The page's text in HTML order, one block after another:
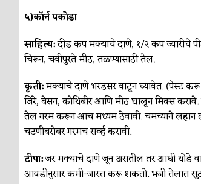
५)कॉर्न पकोडा
साहित्य:दीड कप मक्याचे दाणे, १/२ कप ज्वारीचे
चिरून, चवीपुरते मीठ, तळण्यासाठी तेल.
कृती:मक्याचे दाणे भरडसर वाटून घ्यावेत. (पेस्ट करू
जिरे, बेसन, कोथिंबीर आणि मीठ घालून मिक्स
तेल गरम करून आच मध्यम ठेवावी. चमच्याने लहान
चटणीबरोबर गरमच सर्व्ह करावी.
टीपा:जर मक्याचे दाणे जून असतील तर आधी थोडे
आवडीनुसार कमी-जास्त करू शकतो. भजी तेलात